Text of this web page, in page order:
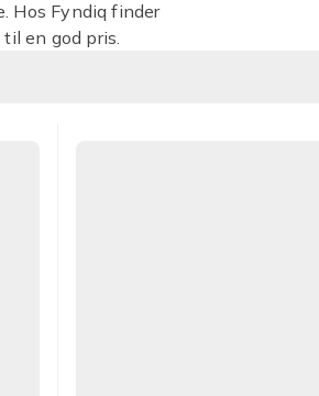
Hos Fyndiq finder
en god pris.